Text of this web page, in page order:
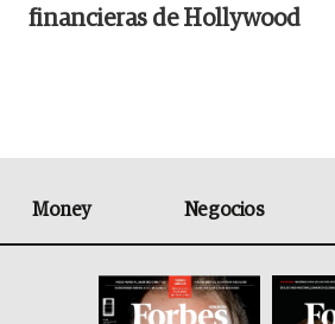
financieras de Hollywood
Money Negocios